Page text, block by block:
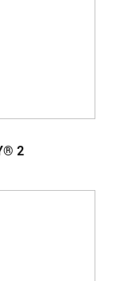
2